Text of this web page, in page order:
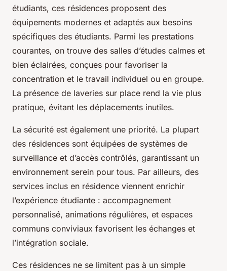
étudiants, ces résidences proposent des
équipements modernes et adaptés aux besoins
spécifiques des étudiants. Parmi les prestations
courantes, on trouve des salles d’études calmes et
bien éclairées, conçues pour favoriser la
concentration et le travail individuel ou en groupe.
La présence de laveries sur place rend la vie plus
pratique, évitant les déplacements inutiles.
La sécurité est également une priorité. La plupart
des résidences sont équipées de systèmes de
surveillance et d’accès contrôlés, garantissant un
environnement serein pour tous. Par ailleurs, des
services inclus en résidence viennent enrichir
l’expérience étudiante : accompagnement
personnalisé, animations régulières, et espaces
communs conviviaux favorisent les échanges et
l’intégration sociale.
Ces résidences ne se limitent pas à un simple